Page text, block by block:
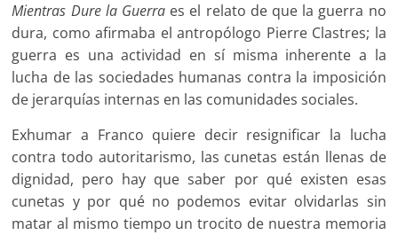
Mientras Dure la Guerra es el relato de que la guerra no
dura, como afirmaba el antropólogo Pierre Clastres; la
guerra es una actividad en sí misma inherente a la
lucha de las sociedades humanas contra la imposición
de jerarquías internas en las comunidades sociales.
Exhumar a Franco quiere decir resignificar la lucha
contra todo autoritarismo, las cunetas están llenas de
dignidad, pero hay que saber por qué existen esas
cunetas y por qué no podemos evitar olvidarlas sin
matar al mismo tiempo un trocito de nuestra memoria